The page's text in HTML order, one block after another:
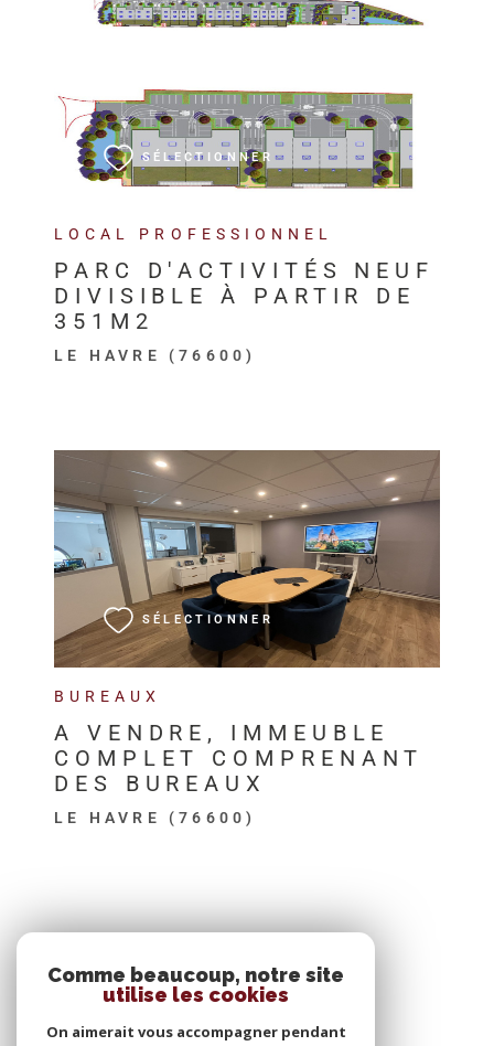
LOCAL PROFESSIONNEL
PARC D'ACTIVITÉS NEUF
DIVISIBLE À PARTIR DE
351M2
LE HAVRE (76600)
SÉLECTIONNER
VOIR LE BIEN
BUREAUX
A VENDRE, IMMEUBLE
COMPLET COMPRENANT
DES BUREAUX
LE HAVRE (76600)
SÉLECTIONNER
VOIR LE BIEN
Comme beaucoup, notre site
utilise les cookies
On aimerait vous accompagner pendant